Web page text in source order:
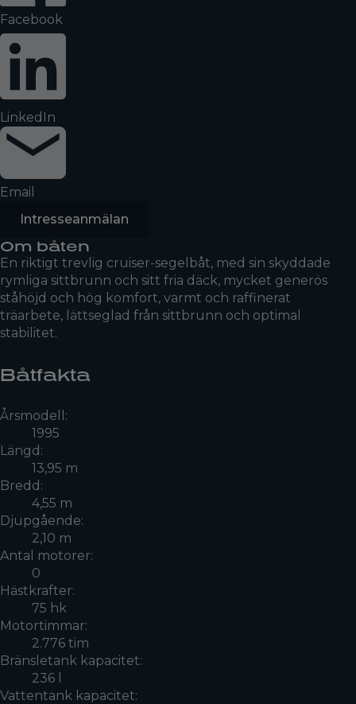
Facebook
LinkedIn
Email
Intresseanmälan
Om båten
En riktigt trevlig cruiser-segelbåt, med sin skyddade
rymliga sittbrunn och sitt fria däck, mycket generös
ståhöjd och hög komfort, varmt och raffinerat
träarbete, lättseglad från sittbrunn och optimal
stabilitet.
Båtfakta
Årsmodell:
1995
Längd:
13,95 m
Bredd:
4,55 m
Djupgående:
2,10 m
Antal motorer:
0
Hästkrafter:
75 hk
Motortimmar:
2.776 tim
Bränsletank kapacitet:
236 l
Vattentank kapacitet: